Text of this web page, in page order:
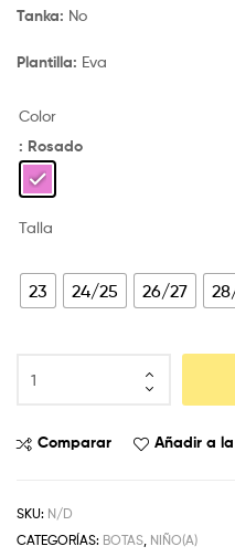
Tanka: No
Plantilla: Eva
Color
: Rosado
Talla
23 24/25 26/27
Comparar Añadir a
SKU: N/D
CATEGORÍAS: BOTAS, NIÑO(A)